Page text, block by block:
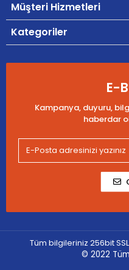
Müşteri Hizmetleri
Kategoriler
E-
Kampanya, duyuru,
haberdar
Tüm bilgileriniz 256bit
© 2022